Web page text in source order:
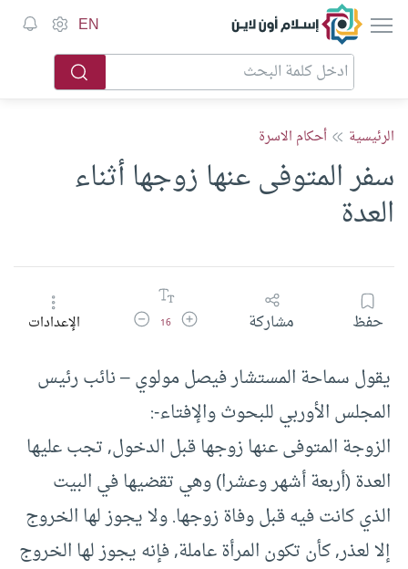
إسلام أون لاين EN
الرئيسية أحكام الاسرة
سفر المتوفى عنها زوجها أثناء
العدة
حفظ مشاركة زيادة حجم الخط
16 تقليل حجم الخطالإعدادات
يقول سماحة المستشار فيصل مولوي – نائب رئيس
المجلس الأوربي للبحوث والإفتاء-:
الزوجة المتوفى عنها زوجها قبل الدخول, تجب عليها
العدة (أربعة أشهر وعشرا) وهي تقضيها في البيت
الذي كانت فيه قبل وفاة زوجها. ولا يجوز لها الخروج
إلا لعذر, كأن تكون المرأة عاملة, فإنه يجوز لها الخروج